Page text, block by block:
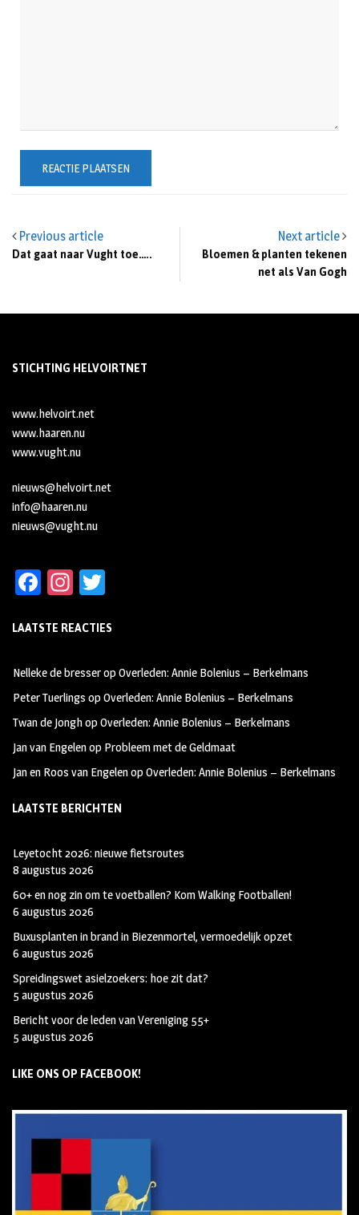
Previous article
Dat gaat naar Vught toe…..
Next article
Bloemen & planten tekenen
net als Van Gogh
STICHTING HELVOIRTNET
www.helvoirt.net
www.haaren.nu
www.vught.nu
nieuws@helvoirt.net
info@haaren.nu
nieuws@vught.nu
Fa
b
oo
k
In
ag
m
tt
LAATSTE REACTIES
Nelleke de bresseropOverleden: Annie Bolenius – Berkelmans
Peter Tuerlings opOverleden: Annie Bolenius – Berkelmans
Twan de JonghopOverleden: Annie Bolenius – Berkelmans
Jan van Engelenop Probleem met de Geldmaat
Jan en Roos van EngelenopOverleden: Annie Bolenius – Berkelmans
LAATSTE BERICHTEN
Leyetocht 2026: nieuwe fietsroutes
8 augustus 2026
60+ en nog zin om te voetballen? Kom Walking Footballen!
6 augustus 2026
Buxusplanten in brand in Biezenmortel, vermoedelijk opzet
6 augustus 2026
Spreidingswet asielzoekers: hoe zit dat?
5 augustus 2026
Bericht voor de leden van Vereniging 55+
5 augustus 2026
LIKE ONS OP FACEBOOK!